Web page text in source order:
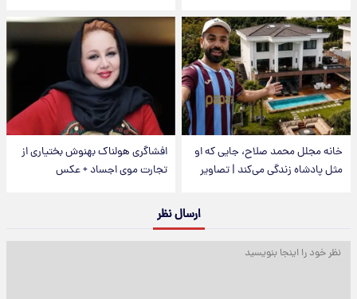
خانه مجلل محمد صلاح، جایی که او
مثل پادشاه زندگی می‌کند | تصاویر
افشاگری هولناک بهنوش بختیاری از
تجارت موی اجساد + عکس
ارسال نظر